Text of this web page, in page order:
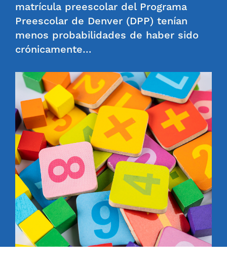
matrícula preescolar del Programa
Preescolar de Denver (DPP) tenían
menos probabilidades de haber sido
crónicamente…